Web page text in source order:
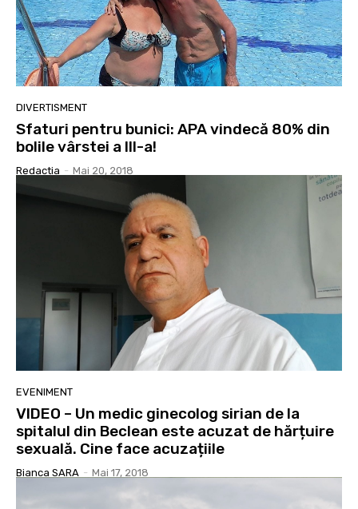
DIVERTISMENT
Sfaturi pentru bunici: APA vindecă 80% din
bolile vârstei a III-a!
Redactia - Mai 20, 2018
EVENIMENT
VIDEO – Un medic ginecolog sirian de la
spitalul din Beclean este acuzat de hărțuire
sexuală. Cine face acuzațiile
Bianca SARA - Mai 17, 2018